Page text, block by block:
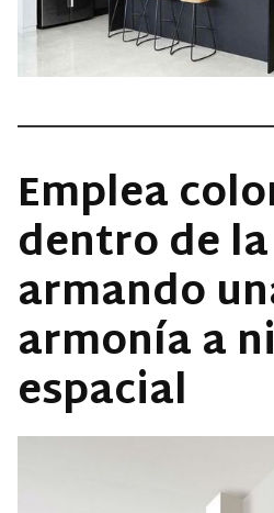
Emplea
dentro de
armando
armonía a
espacial